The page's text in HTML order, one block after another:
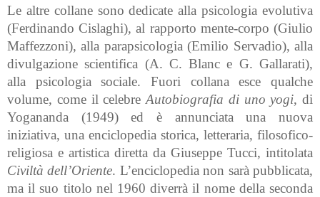
Le altre collane sono dedicate alla psicologia evolutiva
(Ferdinando Cislaghi), al rapporto mente-corpo (Giulio
Maffezzoni), alla parapsicologia (Emilio Servadio), alla
divulgazione scientifica (A. C. Blanc e G. Gallarati),
alla psicologia sociale. Fuori collana esce qualche
volume, come il celebreAutobiografia di uno yogi, di
Yogananda (1949) ed è annunciata una nuova
iniziativa, una enciclopedia storica, letteraria, filosofico-
religiosa e artistica diretta da Giuseppe Tucci, intitolata
Civiltà dell’Oriente. L’enciclopedia non sarà pubblicata,
ma il suo titolo nel 1960 diverrà il nome della seconda